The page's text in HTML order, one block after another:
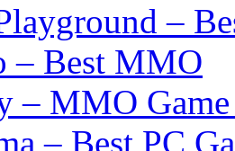
–
– Best MMO
– MMO
– Best PC